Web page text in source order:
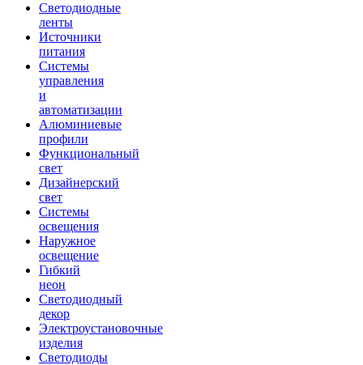
Светодиодные
ленты
Источники
питания
Системы
управления
и
автоматизации
Алюминиевые
профили
Функциональный
свет
Дизайнерский
свет
Системы
освещения
Наружное
освещение
Гибкий
неон
Светодиодный
декор
Электроустановочные
изделия
Светодиоды